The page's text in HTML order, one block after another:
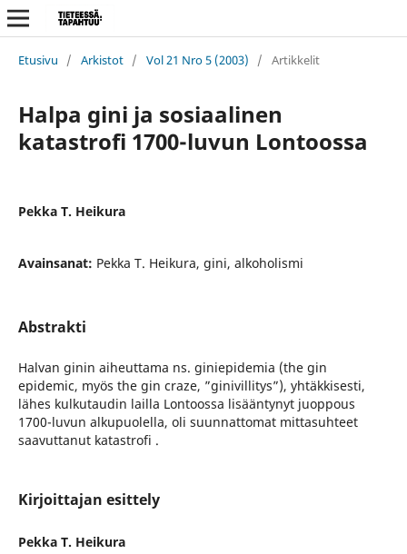
Etusivu / Arkistot / Vol 21 Nro 5 (2003) / Artikkelit
Halpa gini ja sosiaalinen
katastrofi 1700-luvun Lontoossa
Pekka T. Heikura
Avainsanat: Pekka T. Heikura, gini, alkoholismi
Abstrakti
Halvan ginin aiheuttama ns. giniepidemia (the gin
epidemic, myös the gin craze, ”ginivillitys”), yhtäkkisesti,
lähes kulkutaudin lailla Lontoossa lisääntynyt juoppous
1700-luvun alkupuolella, oli suunnattomat mittasuhteet
saavuttanut katastrofi .
Kirjoittajan esittely
Pekka T. Heikura